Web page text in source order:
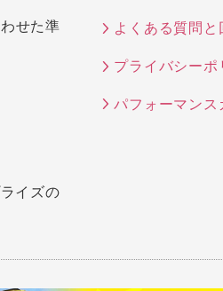
せた準
イズの
よくある質問と
プライバシーポ
パフォーマンス